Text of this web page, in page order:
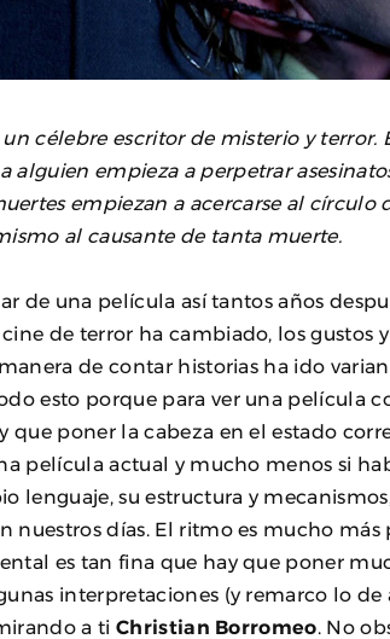
un célebre escritor de misterio y
alguien empieza a perpetrar
empiezan a acercarse al
al causante de tanta muerte.
de una película así tantos años
de terror ha cambiado, los gustos
de contar historias ha ido
esto porque para ver una película
que poner la cabeza en el estado
película actual y mucho menos si
lenguaje, su estructura y
nuestros días. El ritmo es mucho
es tan fina que hay que poner
interpretaciones (y remarco lo
a ti Christian Borromeo . No